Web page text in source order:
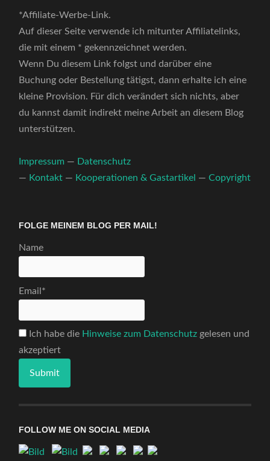
*Affiliate-Werbe-Link.
Auf dieser Seite verwende ich mitunter Affiliatelinks,
die mit einem * gekennzeichnet werden.
Wenn Du diesem Link folgst und darüber eine
Buchung oder Bestellung tätigst, dann erhalte ich eine
kleine Provision. Für dich verändert sich nichts, aber
du kannst damit indirekt meine Arbeit an diesem Blog
unterstützen.
Impressum — Datenschutz
— Kontakt — Kooperationen & Gastartikel —Copyright
FOLGE MEINEM BLOG PER MAIL!
Name
Email*
Ich habe die Hinweise zum Datenschutz gelesen und
akzeptiert
FOLLOW ME ON SOCIAL MEDIA